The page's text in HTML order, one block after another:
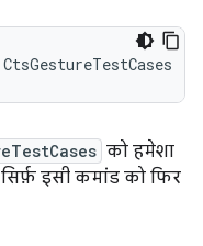
को हमेशा
इसी कमांड को फिर